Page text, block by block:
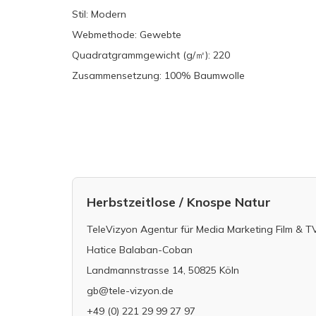
Stil: Modern
Webmethode: Gewebte
Quadratgrammgewicht (g/㎡): 220
Zusammensetzung: 100% Baumwolle
Herbstzeitlose / Knospe Natur
TeleVizyon Agentur für Media Marketing Film &
Hatice Balaban-Coban
Landmannstrasse 14, 50825 Köln
gb@tele-vizyon.de
+49 (0) 221 29 99 27 97